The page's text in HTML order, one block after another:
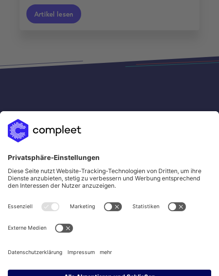
Artikel lesen
sales@compleet.com
Xing
YouTube